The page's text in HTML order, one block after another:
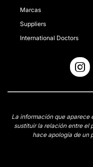
Marcas
Suppliers
International Doctors
La información que aparece
sustituir la relación entre el
hace apología de un